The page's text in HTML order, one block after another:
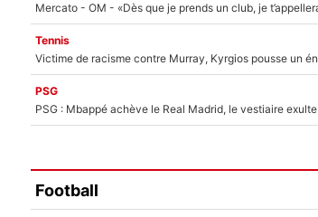
Tennis
PSG
PSG : Mbappé achève le Real Madrid, le vestiaire exulte
Football